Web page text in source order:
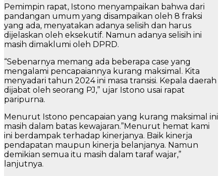
Pemimpin rapat, Istono menyampaikan bahwa dari
pandangan umum yang disampaikan oleh 8 fraksi
yang ada, menyatakan adanya selisih dan harus
dijelaskan oleh eksekutif. Namun adanya selisih ini
masih dimaklumi oleh DPRD.
“Sebenarnya memang ada beberapa case yang
mengalami pencapaiannya kurang maksimal. Kita
menyadari tahun 2024 ini masa transisi. Kepala daerah
dijabat oleh seorang PJ,” ujar Istono usai rapat
paripurna.
Menurut Istono pencapaian yang kurang maksimal ini
masih dalam batas kewajaran.”Menurut hemat kami
ini berdampak terhadap kinerjanya. Baik kinerja
pendapatan maupun kinerja belanjanya. Namun
demikian semua itu masih dalam taraf wajar,”
lanjutnya.